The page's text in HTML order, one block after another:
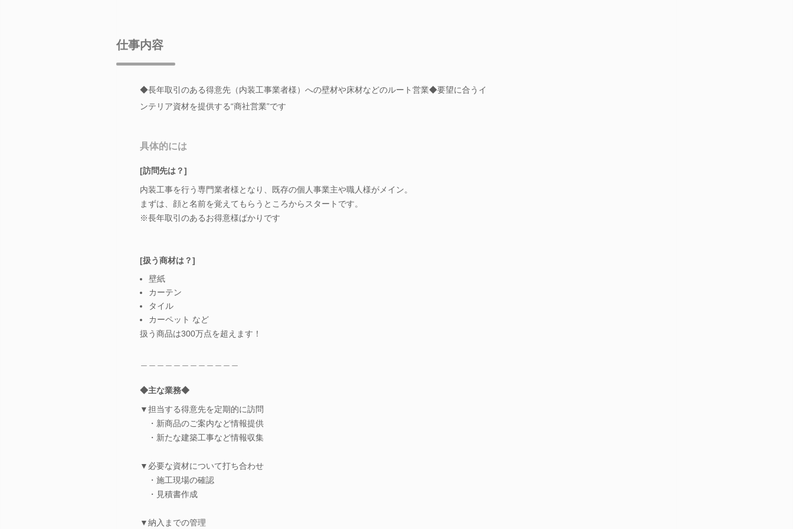
仕事内容
◆長年取引のある得意先（内装工事業者様）への壁材や床材などのルート営業◆要望に合うイ
ンテリア資材を提供する“商社営業”です
具体的には
[訪問先は？]
内装工事を行う専門業者様となり、既存の個人事業主や職人様がメイン。
まずは、顔と名前を覚えてもらうところからスタートです。
※長年取引のあるお得意様ばかりです
[扱う商材は？]
壁紙
カーテン
タイル
カーペット など
扱う商品は300万点を超えます！
◆主な業務◆
▼担当する得意先を定期的に訪問
・新商品のご案内など情報提供
・新たな建築工事など情報収集
▼必要な資材について打ち合わせ
・施工現場の確認
・見積書作成
▼納入までの管理